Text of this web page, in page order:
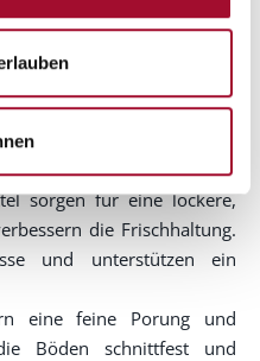
und eine zuverlässige
herstellen.
können
werden?
sorgen für eine lockere,
die Frischhaltung.
und unterstützen ein
eine feine Porung und
Böden schnittfest und